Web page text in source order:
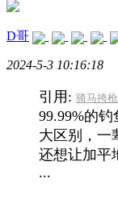
D哥
2024-5-3 10:16:18
引用: 骑马挎
99.99%的
大区别，一
还想让加平
...